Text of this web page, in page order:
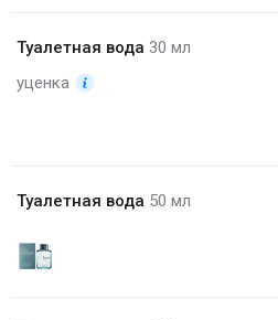
Туалетная вода 30 мл
уценка
Туалетная вода 50 мл